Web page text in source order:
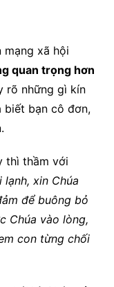
xã hội
quan trọng hơn
rõ những gì kín
biết bạn cô đơn,
thì thầm với
lạnh, xin Chúa
để buông bỏ
Chúa vào lòng,
con từng chối